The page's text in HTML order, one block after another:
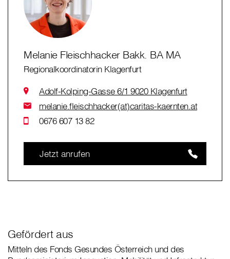
Melanie Fleischhacker Bakk. BA MA
Regionalkoordinatorin Klagenfurt
Adolf-Kolping-Gasse 6/1 9020 Klagenfurt
melanie.fleischhacker(at)caritas-kaernten.at
0676 607 13 82
Jetzt anrufen
Gefördert aus
Mitteln des Fonds Gesundes Österreich und des